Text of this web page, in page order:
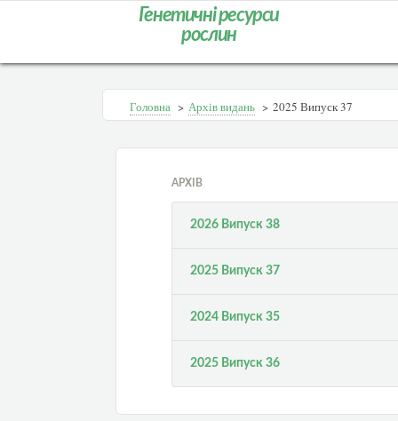
Генетичні ресурси
рослин
Головна > Архів видань > 2025 Випуск 37
АРХІВ
2026 Випуск 38
2025 Випуск 37
2024 Випуск 35
2025 Випуск 36